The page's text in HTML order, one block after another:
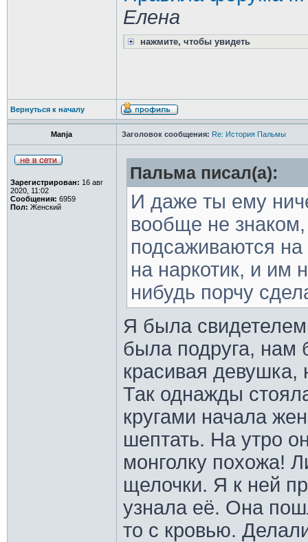
Елена
нажмите, чтобы увидеть
Вернуться к началу
Manja Заголовок сообщения: Re: История Пальмы
Зарегистрирован: 16 авг
2020, 11:02
Сообщения: 6959
Пол: Женский
Пальма писал(а):
И даже ты ему
вообще не
подсаживаются
на наркотик, и им
нибудь порчу
Я была
была подруга, нам
красивая девушка,
Так однажды
кругами начала
шептать. На утро
монголку похожа!
щелочки. Я к ней
узнала её. Она
то с кровью.